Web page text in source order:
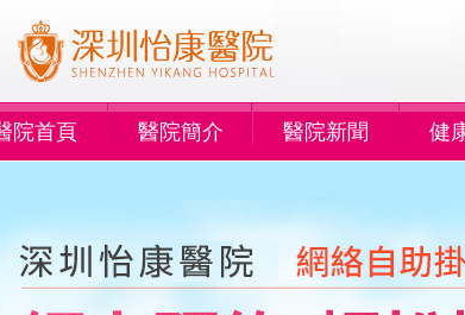
院首頁 醫院簡介 醫院新聞 健